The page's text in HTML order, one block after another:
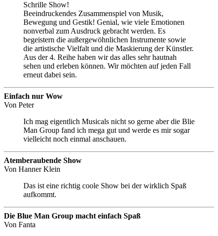
Schrille Show!
Beeindruckendes Zusammenspiel von Musik,
Bewegung und Gestik! Genial, wie viele Emotionen
nonverbal zum Ausdruck gebracht werden. Es
begeistern die außergewöhnlichen Instrumente sowie
die artistische Vielfalt und die Maskierung der Künstler.
Aus der 4. Reihe haben wir das alles sehr hautnah
sehen und erleben können. Wir möchten auf jeden Fall
erneut dabei sein.
Einfach nur Wow
Von Peter
Ich mag eigentlich Musicals nicht so gerne aber die Blie
Man Group fand ich mega gut und werde es mir sogar
vielleicht noch einmal anschauen.
Atemberaubende Show
Von Hanner Klein
Das ist eine richtig coole Show bei der wirklich Spaß
aufkommt.
Die Blue Man Group macht einfach Spaß
Von Fanta